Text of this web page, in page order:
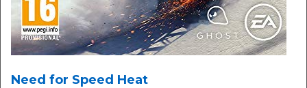
Need for Speed Heat